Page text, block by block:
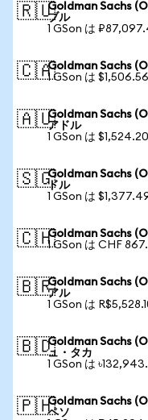
🇷🇺Goldman Sachs
ブル
1 GSon は
🇨🇦Goldman Sachs
1 GSon は
🇦🇺Goldman Sachs
アドル
1 GSon は
🇸🇬Goldman Sachs
ドル
1 GSon は
🇨🇭Goldman Sachs
1 GSon は CHF
🇧🇷Goldman Sachs
アル
1 GSon は
🇧🇩Goldman Sachs
ュ・タカ
1 GSon は
🇵🇭Goldman Sachs
ペソ